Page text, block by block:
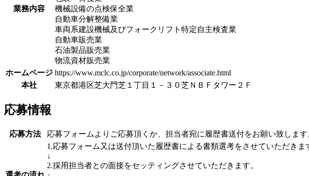
業務内容
機械設備の点検保全業
自動車分解整備業
車両系建設機械及びフォークリフト特定自主検査業
自動車販売業
石油製品販売業
物流資材販売業
ホームページ https://www.mclc.co.jp/corporate/network/associate.html
本社
東京都港区芝大門芝１丁目１－３０芝ＮＢＦタワー２Ｆ
応募情報
応募方法 応募フォームよりご応募頂くか、担当者宛に履歴書送付をお願い致します
1.応募フォーム又は送付頂いた履歴書による書類選考をさせていただきま
↓
2.採用担当者との面接をセッティングさせていただきます。